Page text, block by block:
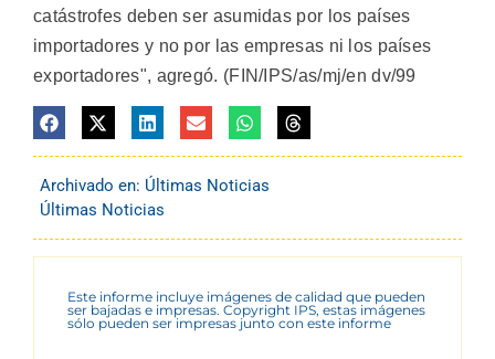
catástrofes deben ser asumidas por los países
importadores y no por las empresas ni los países
exportadores", agregó. (FIN/IPS/as/mj/en dv/99
Archivado en: Últimas Noticias
Últimas Noticias
Este informe incluye imágenes de calidad que pueden
ser bajadas e impresas. Copyright IPS, estas imágenes
sólo pueden ser impresas junto con este informe